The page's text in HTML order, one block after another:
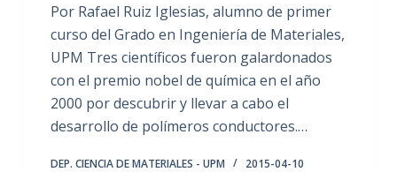
Por Rafael Ruiz Iglesias, alumno de primer
curso del Grado en Ingeniería de Materiales,
UPM Tres científicos fueron galardonados
con el premio nobel de química en el año
2000 por descubrir y llevar a cabo el
desarrollo de polímeros conductores.…
DEP. CIENCIA DE MATERIALES - UPM 2015-04-10